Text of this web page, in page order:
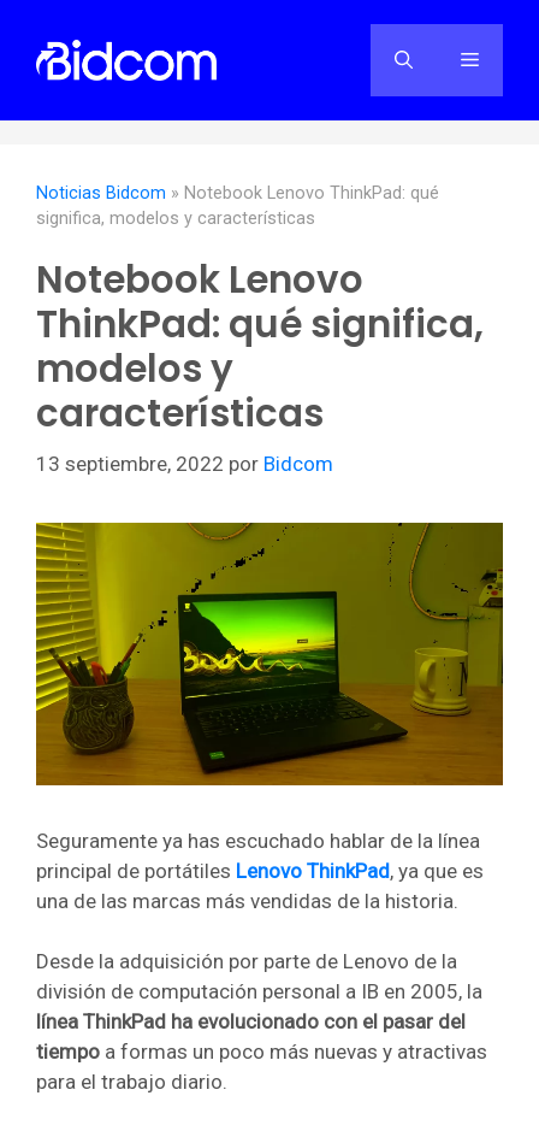
contenido
Menú
Noticias Bidcom » Notebook ​​Lenovo ThinkPad: qué
significa, modelos y características
Notebook ​​Lenovo
ThinkPad: qué significa,
modelos y
características
13 septiembre, 2022 por Bidcom
Seguramente ya has escuchado hablar de la línea
principal de portátiles Lenovo ThinkPad, ya que es
una de las marcas más vendidas de la historia.
Desde la adquisición por parte de Lenovo de la
división de computación personal a IB en 2005, la
línea ThinkPad ha evolucionado con el pasar del
tiempo a formas un poco más nuevas y atractivas
para el trabajo diario.